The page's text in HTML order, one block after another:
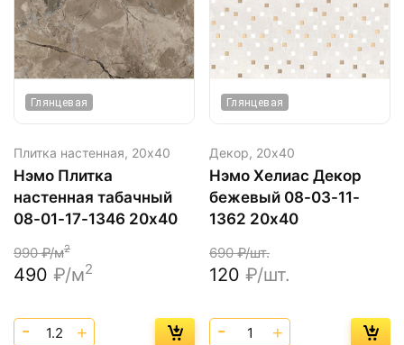
Глянцевая
Плитка настенная, 20х40
Нэмо Плитка
настенная табачный
08-01-17-1346 20х40
990₽/м2
490 ₽/м2
Глянцевая
Декор, 20х40
Нэмо Хелиас Декор
бежевый 08-03-11-
1362 20х40
690₽/шт.
120 ₽/шт.